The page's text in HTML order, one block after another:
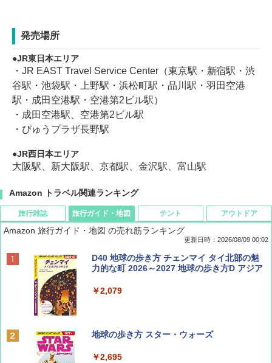
発売場所
JR東日本エリア
・JR EAST Travel Service Center（東京駅・新宿駅・渋
谷駅・池袋駅・上野駅・浜松町駅・品川駅・羽田空港
駅・成田空港駅・空港第2ビル駅）
・成田空港駅、空港第2ビル駅
・びゅうプラザ長野駅
JR西日本エリア
大阪駅、新大阪駅、京都駅、金沢駅、富山駅
Amazon トラベル関連ランキング
旅行雑誌
BE-PAL(ビ-パル) 2026年 9 月号【特別付録:
SOTO ミニマル"旅"財布 ランダム2種】
￥1,500
ディズニーファン ２０２６年 ９月号 [雑
旅行ガイド・地図
Amazon 旅行ガイド・地図 の売れ筋ランキング
更新日時：2026/08/09 00:02
D40 地球の歩き方 チェンマイ タイ北部の魅
力的な町 2026～2027 地球の歩き方D アジア
￥2,079
地球の歩き方 スター・ウォーズ
￥2,695
テント アウトドア